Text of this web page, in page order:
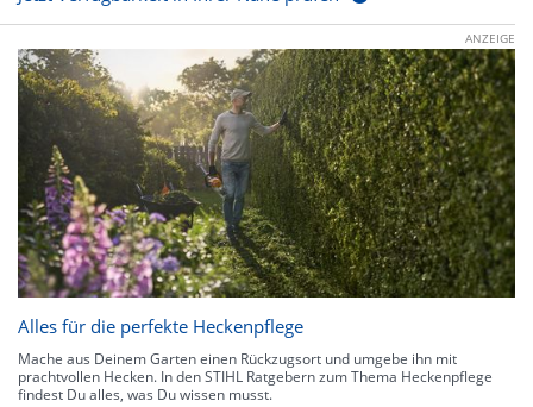
ANZEIGE
Alles für die perfekte Heckenpflege
Mache aus Deinem Garten einen Rückzugsort und umgebe ihn mit
prachtvollen Hecken. In den STIHL Ratgebern zum Thema Heckenpflege
findest Du alles, was Du wissen musst.